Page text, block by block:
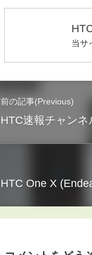
当サ
前の記事(Previous)
HTC速報チャン
HTC One X